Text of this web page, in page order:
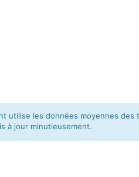
utilise les données moyennes des
à jour minutieusement.